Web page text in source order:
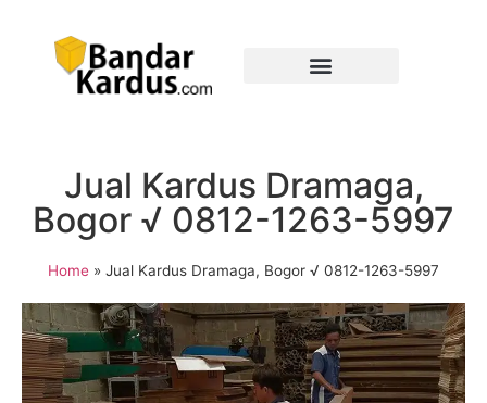
Jual Kardus Dramaga,
Bogor √ 0812-1263-5997
Home » Jual Kardus Dramaga, Bogor √ 0812-1263-5997